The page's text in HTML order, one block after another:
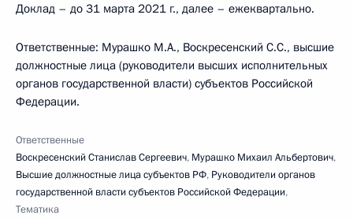
Доклад – до 31 марта 2021 г., далее – ежеквартально.
Ответственные: Мурашко М.А., Воскресенский С.С., высшие
должностные лица (руководители высших исполнительных
органов государственной власти) субъектов Российской
Федерации.
Ответственные
Воскресенский Станислав Сергеевич, Мурашко Михаил Альбертович,
Высшие должностные лица субъектов РФ, Руководители органов
государственной власти субъектов Российской Федерации,
Тематика